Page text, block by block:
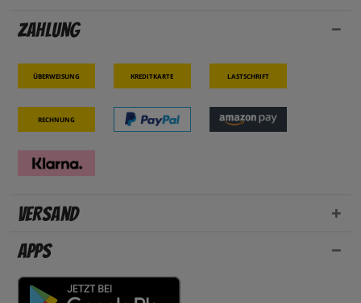
Zahlung
Überweisung Kreditkarte Lastschrift
Rechnung
Versand
Apps